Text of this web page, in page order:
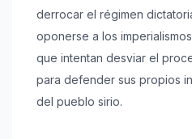
derrocar el régimen
oponerse a los
que intentan desviar el
para defender sus propios
del pueblo sirio.